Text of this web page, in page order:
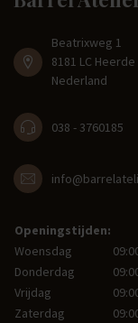
Beatrixweg 1
8181 LC Heerde
Nederland
038 - 3760185
Openingstijden:
Woensdag
Donderdag
Vrijdag
Zaterdag